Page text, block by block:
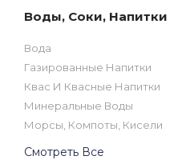
Воды, Соки, Напитки
Вода
Газированные Напитки
Квас И Квасные Напитки
Минеральные Воды
Морсы, Компоты, Кисели
Смотреть Все